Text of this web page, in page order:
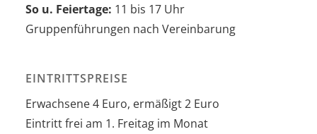
So u. Feiertage: 11 bis 17 Uhr
Gruppenführungen nach Vereinbarung
EINTRITTSPREISE
Erwachsene 4 Euro, ermäßigt 2 Euro
Eintritt frei am 1. Freitag im Monat